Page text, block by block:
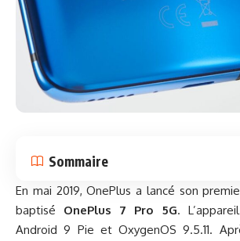
Sommaire
En mai 2019, OnePlus a lancé son
baptisé OnePlus 7 Pro 5G.
Android 9 Pie et OxygenOS 9.5.11.